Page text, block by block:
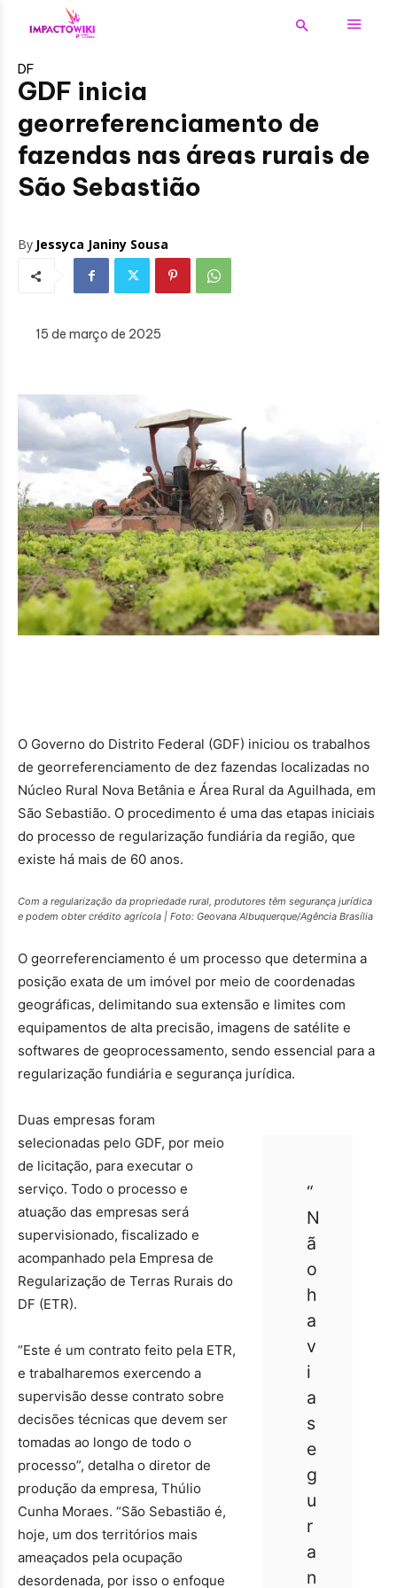
DF
GDF inicia
georreferenciamento de
fazendas nas áreas rurais de
São Sebastião
By Jessyca Janiny Sousa
15 de março de 2025
O Governo do Distrito Federal (GDF) iniciou os trabalhos
de georreferenciamento de dez fazendas localizadas no
Núcleo Rural Nova Betânia e Área Rural da Aguilhada, em
São Sebastião. O procedimento é uma das etapas iniciais
do processo de regularização fundiária da região, que
existe há mais de 60 anos.
Com a regularização da propriedade rural, produtores têm segurança jurídica
e podem obter crédito agrícola | Foto: Geovana Albuquerque/Agência Brasília
O georreferenciamento é um processo que determina a
posição exata de um imóvel por meio de coordenadas
geográficas, delimitando sua extensão e limites com
equipamentos de alta precisão, imagens de satélite e
softwares de geoprocessamento, sendo essencial para a
regularização fundiária e segurança jurídica.
“
N
ã
o
h
a
v
i
a
s
e
g
u
r
a
n
Duas empresas foram
selecionadas pelo GDF, por meio
de licitação, para executar o
serviço. Todo o processo e
atuação das empresas será
supervisionado, fiscalizado e
acompanhado pela Empresa de
Regularização de Terras Rurais do
DF (ETR).
“Este é um contrato feito pela ETR,
e trabalharemos exercendo a
supervisão desse contrato sobre
decisões técnicas que devem ser
tomadas ao longo de todo o
processo”, detalha o diretor de
produção da empresa, Thúlio
Cunha Moraes. “São Sebastião é,
hoje, um dos territórios mais
ameaçados pela ocupação
desordenada, por isso o enfoque